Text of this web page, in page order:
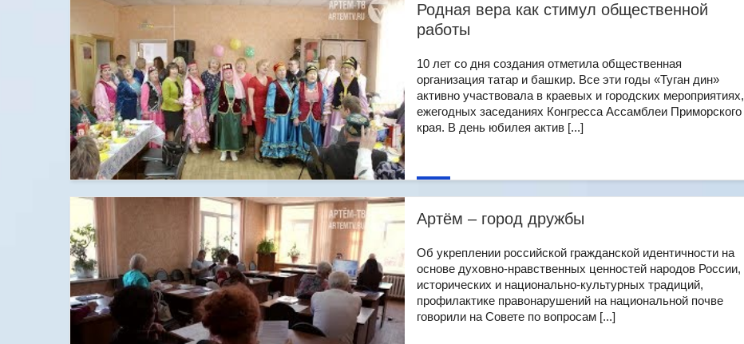
Родная вера как стимул общественной
работы
10 лет со дня создания отметила общественная
организация татар и башкир. Все эти годы «Туган дин»
активно участвовала в краевых и городских мероприятиях,
ежегодных заседаниях Конгресса Ассамблеи Приморского
края. В день юбилея актив [...]
Артём – город дружбы
Об укреплении российской гражданской идентичности на
основе духовно-нравственных ценностей народов России,
исторических и национально-культурных традиций,
профилактике правонарушений на национальной почве
говорили на Совете по вопросам [...]